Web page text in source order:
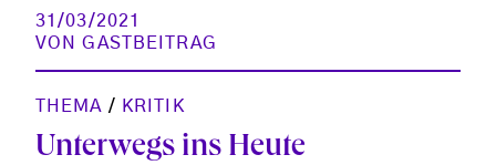
31/03/2021
VONGASTBEITRAG
THEMA / KRITIK
Unterwegs ins Heute